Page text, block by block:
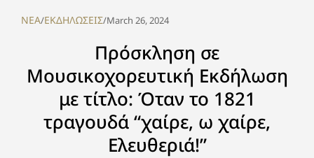
NEA/ΕΚΔΗΛΩΣΕΙΣ/March 26, 2024
Πρόσκληση σε
Μουσικοχορευτική Εκδήλωση
με τίτλο: Όταν το 1821
τραγουδά “χαίρε, ω χαίρε,
Ελευθεριά!”